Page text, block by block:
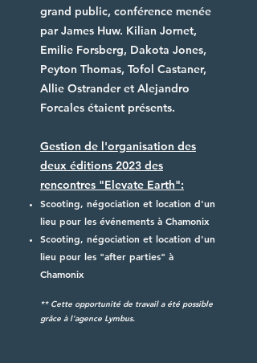
grand public, conférence menée
par James Huw. Kilian Jornet,
Emilie Forsberg, Dakota Jones,
Peyton Thomas, Tofol Castaner,
Allie Ostrander et Alejandro
Forcales étaient présents.
Gestion de l'organisation des
deux éditions 2023 des
rencontres "Elevate Earth":
Scooting, négociation et location d'un
lieu pour les événements à Chamonix
Scooting, négociation et location d'un
lieu pour les "after parties" à
Chamonix
** Cette opportunité de travail a été possible
grâce à l'agence Lymbus.